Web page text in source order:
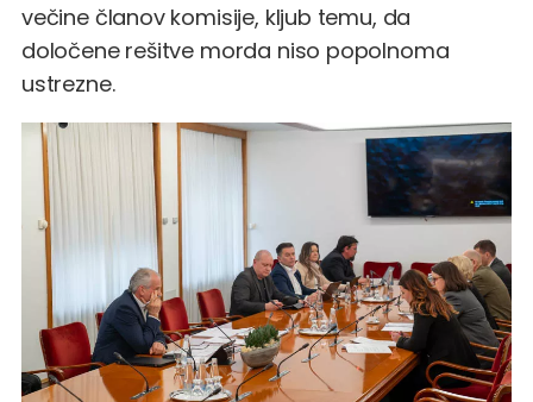
večine članov komisije, kljub temu, da
določene rešitve morda niso popolnoma
ustrezne.